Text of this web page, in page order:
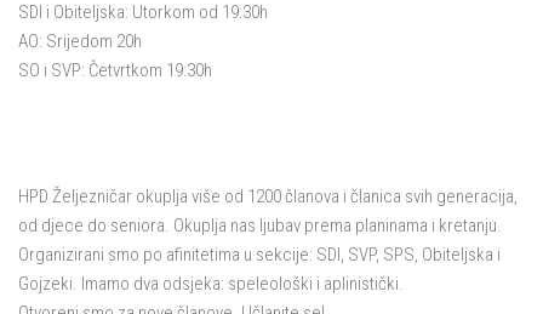
SDI i Obiteljska: Utorkom od 19:30h
AO: Srijedom 20h
SO i SVP: Četvrtkom 19:30h
HPD Željezničar okuplja više od 1200 članova i članica svih generacija,
od djece do seniora. Okuplja nas ljubav prema planinama i kretanju.
Organizirani smo po afinitetima u sekcije: SDI, SVP, SPS, Obiteljska i
Gojzeki. Imamo dva odsjeka: speleološki i aplinistički.